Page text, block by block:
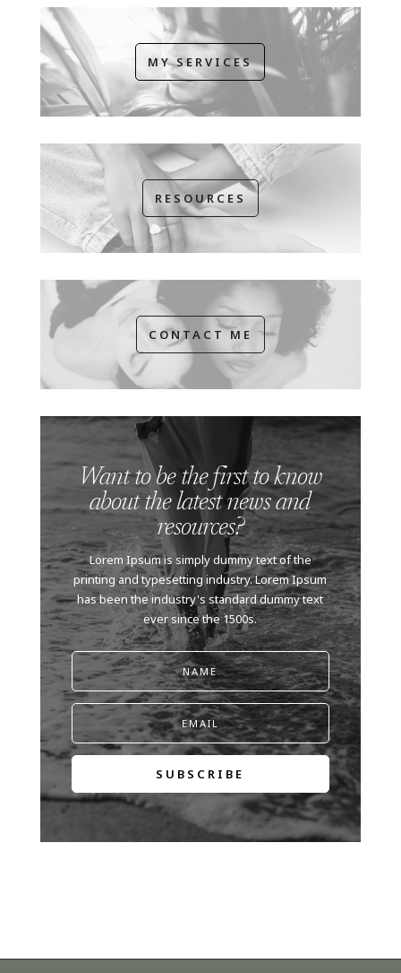
MY SERVICES
RESOURCES
CONTACT ME
Want to be the first to know
about the latest news and
resources?
Lorem Ipsum is simply dummy text of the
printing and typesetting industry. Lorem Ipsum
has been the industry's standard dummy text
ever since the 1500s.
SUBSCRIBE